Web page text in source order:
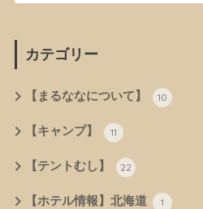
カテゴリー
【まるななについて】 10
【キャンプ】 11
【テントむし】 22
【ホテル情報】北海道 1